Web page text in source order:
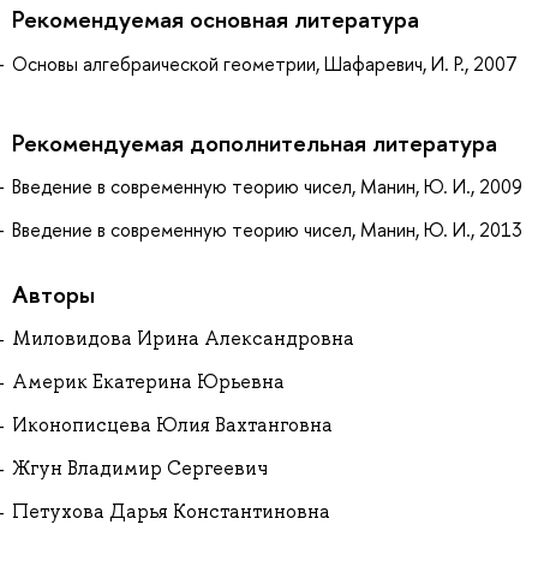
Рекомендуемая основная литература
Основы алгебраической геометрии, Шафаревич, И. Р., 2007
Рекомендуемая дополнительная литература
Введение в современную теорию чисел, Манин, Ю. И., 2009
Введение в современную теорию чисел, Манин, Ю. И., 2013
Авторы
Миловидова Ирина Александровна
Америк Екатерина Юрьевна
Иконописцева Юлия Вахтанговна
Жгун Владимир Сергеевич
Петухова Дарья Константиновна